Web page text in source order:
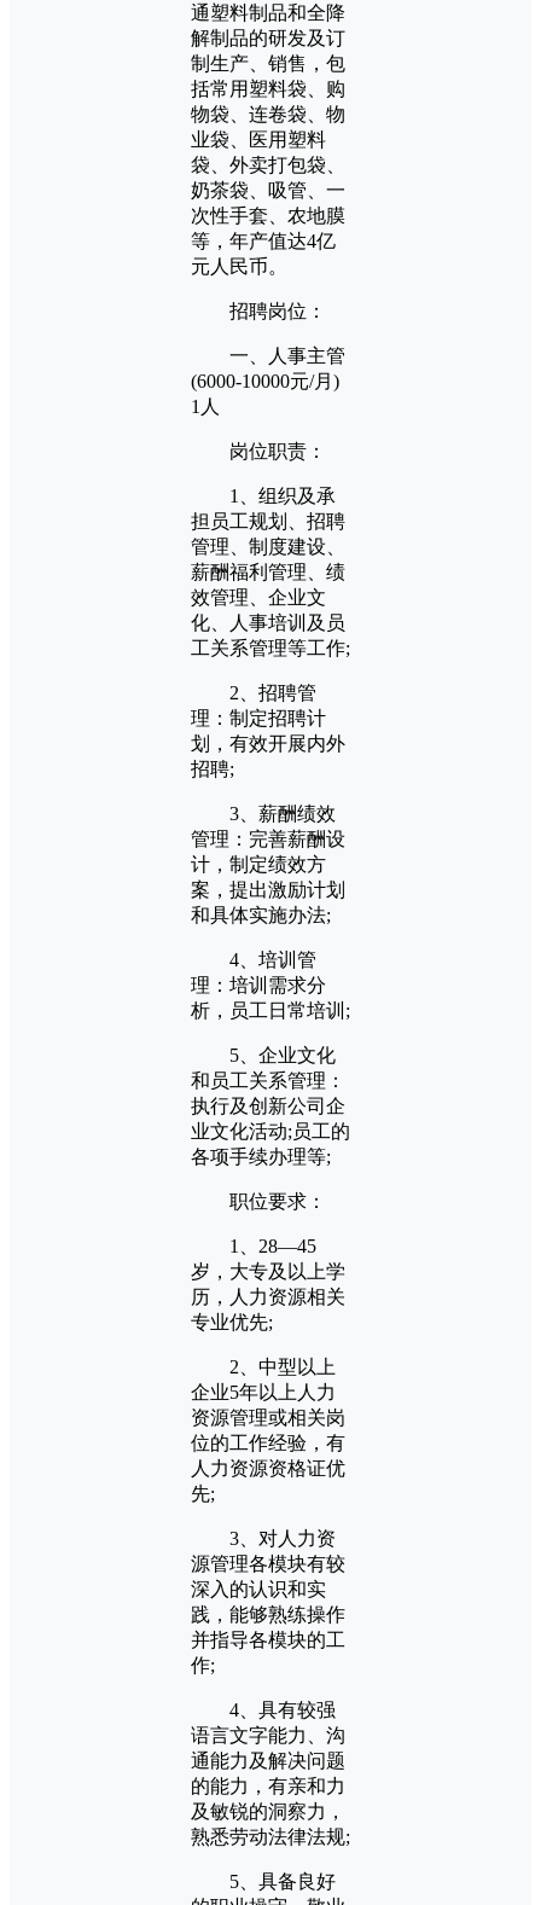
通塑料制品和全降
解制品的研发及订
制生产、销售，包
括常用塑料袋、购
物袋、连卷袋、物
业袋、医用塑料
袋、外卖打包袋、
奶茶袋、吸管、一
次性手套、农地膜
等，年产值达4亿
元人民币。
招聘岗位：
一、人事主管
(6000-10000元/月)
1人
岗位职责：
1、组织及承
担员工规划、招聘
管理、制度建设、
薪酬福利管理、绩
效管理、企业文
化、人事培训及员
工关系管理等工作;
2、招聘管
理：制定招聘计
划，有效开展内外
招聘;
3、薪酬绩效
管理：完善薪酬设
计，制定绩效方
案，提出激励计划
和具体实施办法;
4、培训管
理：培训需求分
析，员工日常培训;
5、企业文化
和员工关系管理：
执行及创新公司企
业文化活动;员工的
各项手续办理等;
职位要求：
1、28—45
岁，大专及以上学
历，人力资源相关
专业优先;
2、中型以上
企业5年以上人力
资源管理或相关岗
位的工作经验，有
人力资源资格证优
先;
3、对人力资
源管理各模块有较
深入的认识和实
践，能够熟练操作
并指导各模块的工
作;
4、具有较强
语言文字能力、沟
通能力及解决问题
的能力，有亲和力
及敏锐的洞察力，
熟悉劳动法律法规;
5、具备良好